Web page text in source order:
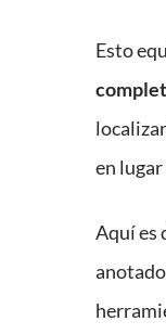
Esto
en
Aquí es